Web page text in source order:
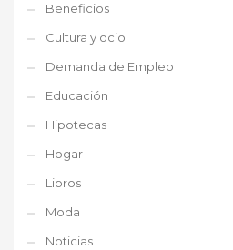
Beneficios
Cultura y ocio
Demanda de Empleo
Educación
Hipotecas
Hogar
Libros
Moda
Noticias